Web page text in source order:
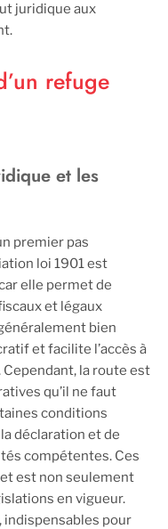
juridique aux
refuge
et les
premier pas
loi 1901 est
elle permet de
et légaux
bien
et facilite l’accès à
la route est
qu’il ne faut
conditions
déclaration et de
compétentes. Ces
est non seulement
en vigueur.
indispensables pour